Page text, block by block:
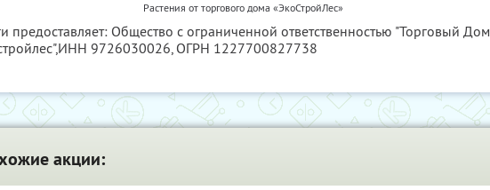
Растения от торгового дома «ЭкоСтройЛес»
предоставляет: Общество с ограниченной ответственностью "Торговый Дом
ИНН 9726030026, ОГРН 1227700827738
акции: